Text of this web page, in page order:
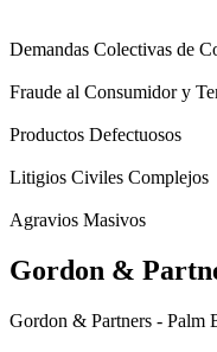
Demandas Colectivas de
Fraude al Consumidor y
Productos Defectuosos
Litigios Civiles Complejos
Agravios Masivos
Gordon &
Gordon & Partners - Palm